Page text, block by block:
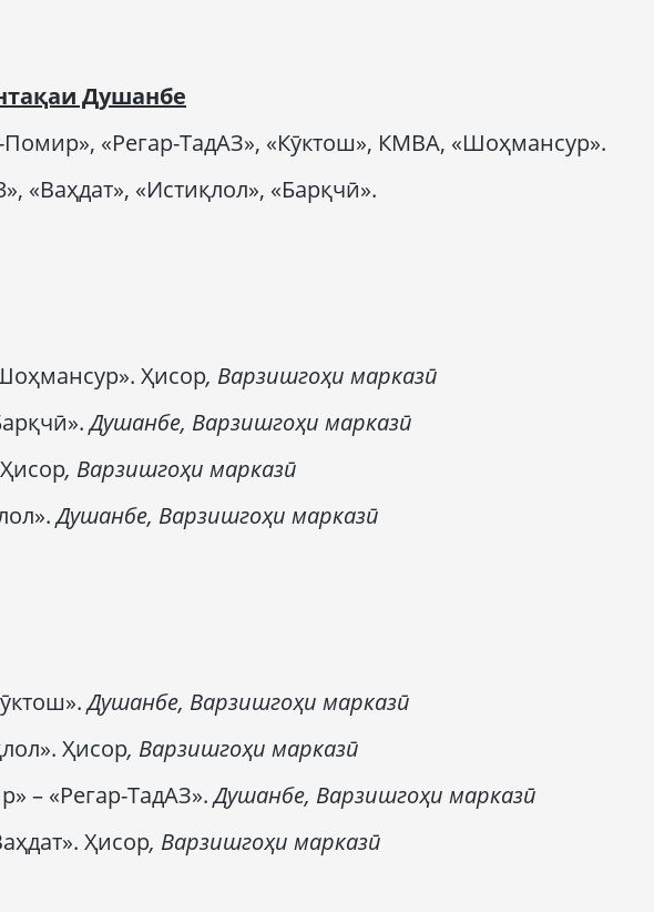
Душанбе
«Регар-ТадАЗ», «Кӯктош», КМВА, «Шоҳмансур».
«Ваҳдат», «Истиқлол», «Барқчӣ».
Ҳисор, Варзишгоҳи марказӣ
Душанбе, Варзишгоҳи марказӣ
, Варзишгоҳи марказӣ
Душанбе, Варзишгоҳи марказӣ
Душанбе, Варзишгоҳи марказӣ
Ҳисор, Варзишгоҳи марказӣ
– «Регар-ТадАЗ».Душанбе, Варзишгоҳи марказӣ
Ҳисор, Варзишгоҳи марказӣ